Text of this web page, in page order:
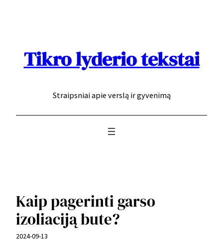
Tikro lyderio tekstai
Straipsniai apie verslą ir gyvenimą
Kaip pagerinti garso
izoliaciją bute?
2024-09-13